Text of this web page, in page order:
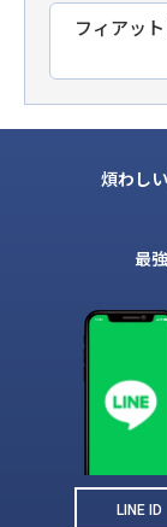
フィアッ
煩わし
最
LINE ID